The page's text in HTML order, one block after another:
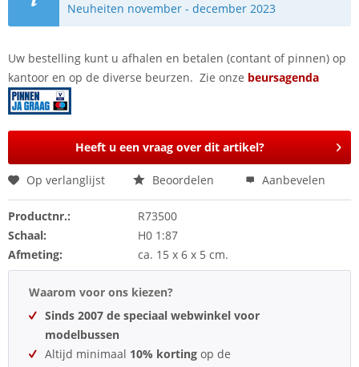
Neuheiten november - december 2023
Uw bestelling kunt u afhalen en betalen (contant of pinnen) op
kantoor en op de diverse beurzen. Zie onze beursagenda
Heeft u een vraag over dit artikel?
Op verlanglijst Beoordelen Aanbevelen
Productnr.:
R73500
Schaal:
H0 1:87
Afmeting:
ca. 15 x 6 x 5 cm.
Waarom voor ons kiezen?
Sinds 2007 de speciaal webwinkel voor
modelbussen
Altijd minimaal 10% korting op de